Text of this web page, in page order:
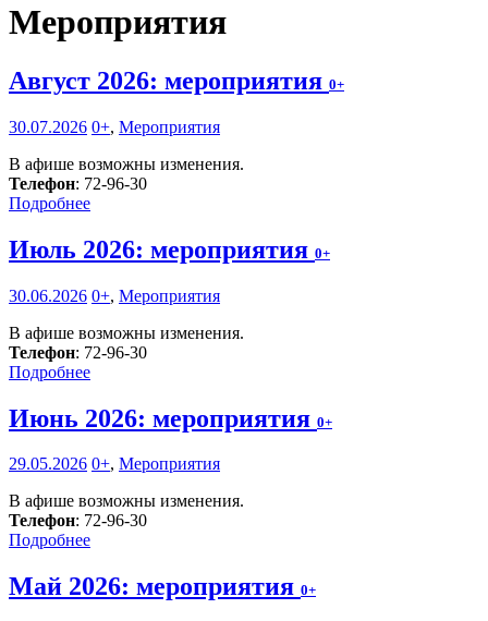
Мероприятия
Август 2026: мероприятия 0+
30.07.2026 0+, Мероприятия
В афише возможны изменения.
Телефон: 72-96-30
Подробнее
Июль 2026: мероприятия 0+
30.06.2026 0+, Мероприятия
В афише возможны изменения.
Телефон: 72-96-30
Подробнее
Июнь 2026: мероприятия 0+
29.05.2026 0+, Мероприятия
В афише возможны изменения.
Телефон: 72-96-30
Подробнее
Май 2026: мероприятия 0+